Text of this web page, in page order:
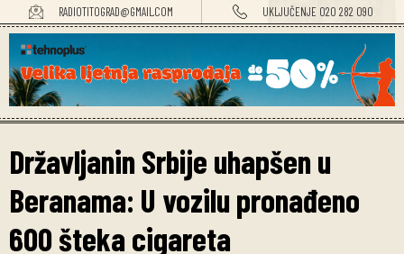
RADIOTITOGRAD@GMAIL.COM
UKLJUČENJE 020 282 090
Državljanin Srbije uhapšen u
Beranama: U vozilu pronađeno
600 šteka cigareta